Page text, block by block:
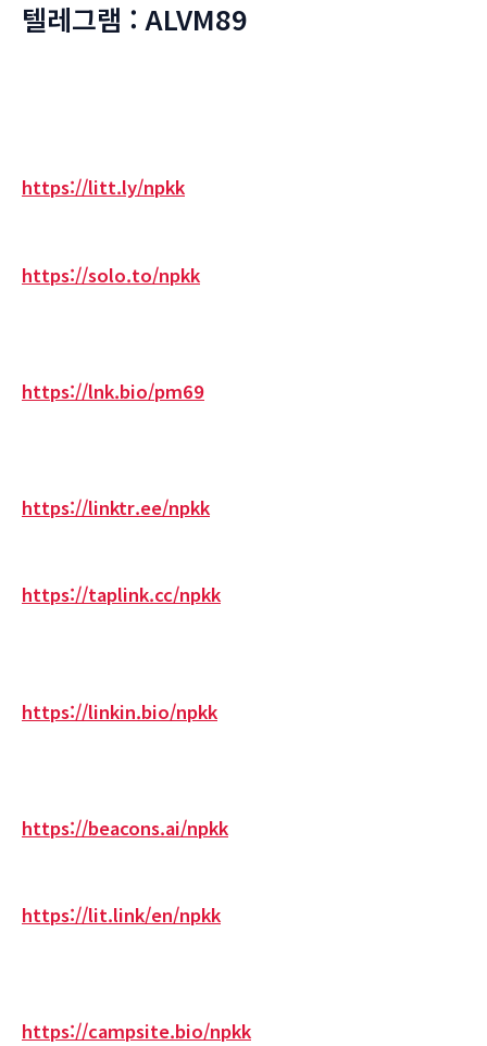
텔레그램 : ALVM89
https://litt.ly/npkk
https://solo.to/npkk
https://lnk.bio/pm69
https://linktr.ee/npkk
https://taplink.cc/npkk
https://linkin.bio/npkk
https://beacons.ai/npkk
https://lit.link/en/npkk
https://campsite.bio/npkk